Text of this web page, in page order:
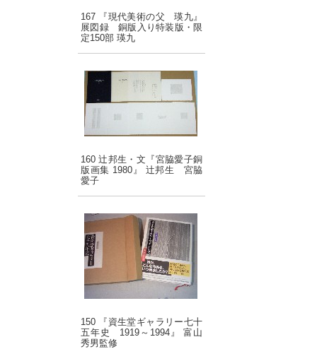
167 『現代美術の父 瑛九』
展図録 銅版入り特装版・限
定150部 瑛九
160 辻邦生・文『宮脇愛子銅
版画集 1980』 辻邦生 宮脇
愛子
150 『資生堂ギャラリー七十
五年史 1919～1994』 富山
秀男監修